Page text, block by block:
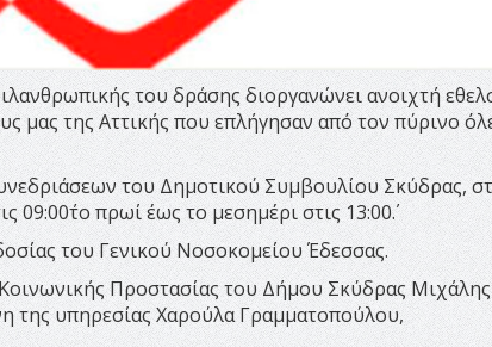
του δράσης διοργανώνει ανοιχτή
μας της Αττικής που επλήγησαν από τον πύρινο
του Δημοτικού Συμβουλίου Σκύδρας,
πρωί έως το μεσημέρι στις 13:00΄.
του Γενικού Νοσοκομείου Έδεσσας.
Προστασίας του Δήμου Σκύδρας Μιχάλης
της υπηρεσίας Χαρούλα Γραμματοπούλου,